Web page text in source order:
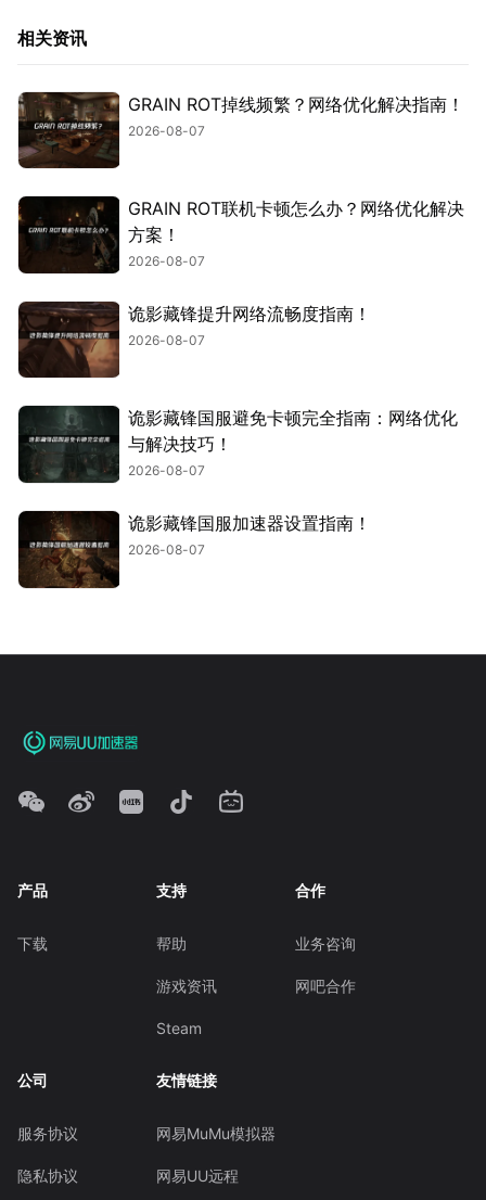
相关资讯
GRAIN ROT掉线频繁？网络优化解决指南！
2026-08-07
GRAIN ROT联机卡顿怎么办？网络优化解决
方案！
2026-08-07
诡影藏锋提升网络流畅度指南！
2026-08-07
诡影藏锋国服避免卡顿完全指南：网络优化
与解决技巧！
2026-08-07
诡影藏锋国服加速器设置指南！
2026-08-07
产品
下载
支持
帮助
游戏资讯
Steam
合作
业务咨询
网吧合作
公司
服务协议
隐私协议
友情链接
网易MuMu模拟器
网易UU远程